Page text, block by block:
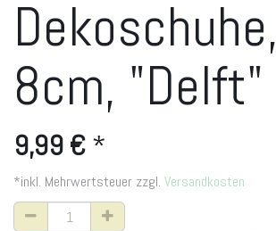
Dekoschuhe,
8cm, "Delft"
9,99 € *
*inkl. Mehrwertsteuer zzgl. Versandkosten